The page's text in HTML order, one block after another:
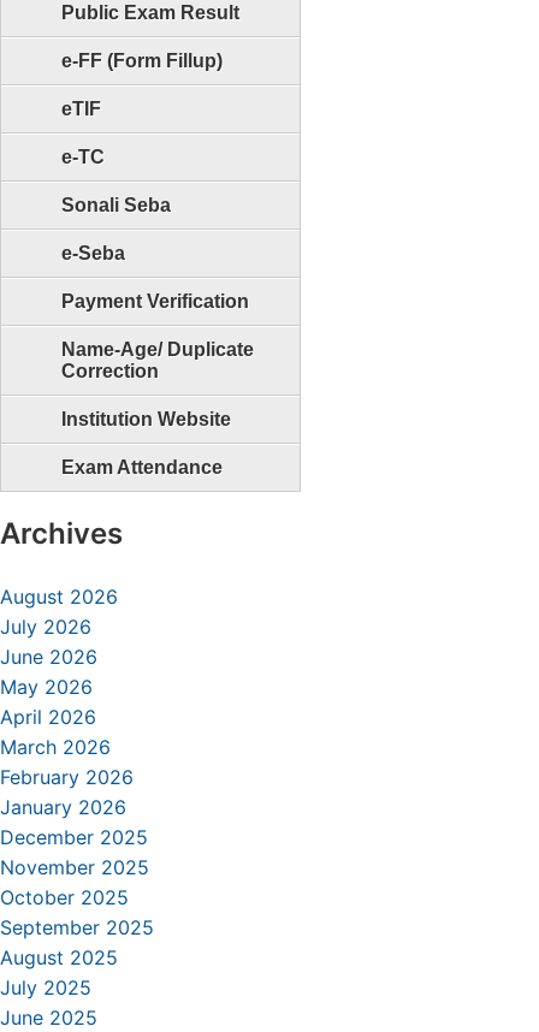
Public Exam Result
e-FF (Form Fillup)
eTIF
e-TC
Sonali Seba
e-Seba
Payment Verification
Name-Age/ Duplicate
Correction
Institution Website
Exam Attendance
Archives
August 2026
July 2026
June 2026
May 2026
April 2026
March 2026
February 2026
January 2026
December 2025
November 2025
October 2025
September 2025
August 2025
July 2025
June 2025